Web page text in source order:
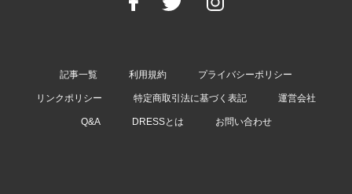
記事一覧 利用規約 プライバシーポリシー
リンクポリシー 特定商取引法に基づく表記 運営会社
Q&A DRESSとは お問い合わせ